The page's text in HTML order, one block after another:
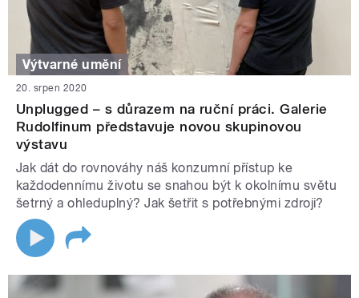
Výtvarné umění
20. srpen 2020
Unplugged – s důrazem na ruční práci. Galerie
Rudolfinum představuje novou skupinovou
výstavu
Jak dát do rovnováhy náš konzumní přístup ke
každodennímu životu se snahou být k okolnímu světu
šetrný a ohleduplný? Jak šetřit s potřebnými zdroji?